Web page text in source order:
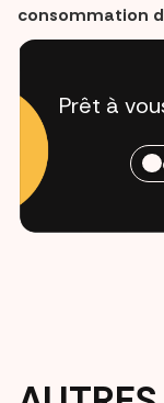
consommation
Prêt à